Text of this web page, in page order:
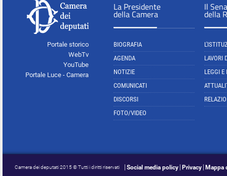
Portale storico
WebTv
YouTube
Portale Luce - Camera
La Presidente
della Camera
BIOGRAFIA
AGENDA
NOTIZIE
COMUNICATI
DISCORSI
FOTO/VIDEO
Il
della
LAVORI
LEGGI E
Camera dei deputati 2015 © Tutti i diritti riservati Social media policy Privacy Mappa